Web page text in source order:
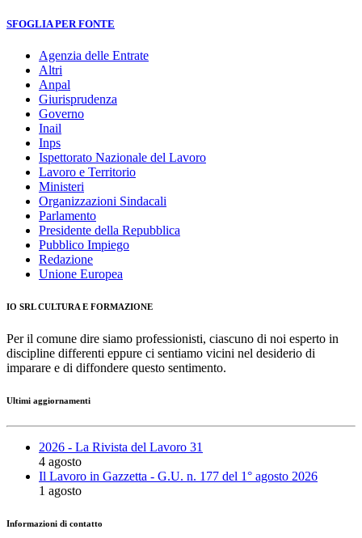
SFOGLIA PER FONTE
Agenzia delle Entrate
Altri
Anpal
Giurisprudenza
Governo
Inail
Inps
Ispettorato Nazionale del Lavoro
Lavoro e Territorio
Ministeri
Organizzazioni Sindacali
Parlamento
Presidente della Repubblica
Pubblico Impiego
Redazione
Unione Europea
IO SRL CULTURA E FORMAZIONE
Per il comune dire siamo professionisti, ciascuno di noi esperto in
discipline differenti eppure ci sentiamo vicini nel desiderio di
imparare e di diffondere questo sentimento.
Ultimi aggiornamenti
2026 - La Rivista del Lavoro 31
4 agosto
Il Lavoro in Gazzetta - G.U. n. 177 del 1° agosto 2026
1 agosto
Informazioni di contatto